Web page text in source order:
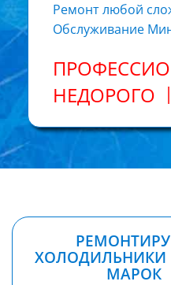
Ремонт любой
Обслуживание
НЕДОРОГО
ХОЛОДИЛЬНИКИ
МАРОК